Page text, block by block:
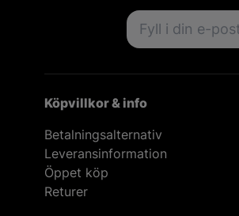
Email address
Köpvillkor & info
Betalningsalternativ
Leveransinformation
Öppet köp
Returer